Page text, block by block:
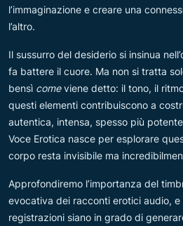
l’immaginazione e creare una
l’altro.
Il sussurro del desiderio si insinua
fa battere il cuore. Ma non si tratta
bensì comeviene detto: il tono, il
questi elementi contribuiscono a
autentica, intensa, spesso più
Voce Erotica nasce per esplorare
corpo resta invisibile ma
Approfondiremo l’importanza del
evocativa dei racconti erotici audio,
registrazioni siano in grado di